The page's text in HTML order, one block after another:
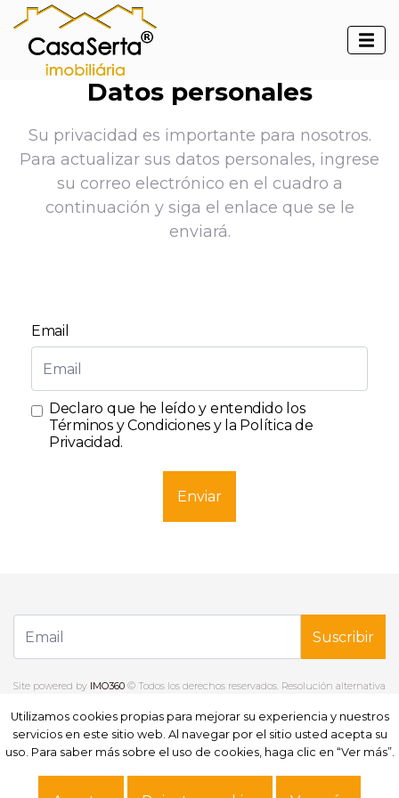
Utilizamos cookies propias para mejorar su experiencia y nuestros
servicios en este sitio web. Al navegar por el sitio usted acepta su
uso. Para saber más sobre el uso de cookies, haga clic en “Ver más”.
Datos personales
Su privacidad es importante para nosotros.
Para actualizar sus datos personales, ingrese
su correo electrónico en el cuadro a
continuación y siga el enlace que se le
enviará.
Email
Declaro que he leído y entendido los
Términos y Condiciones y la Política de
Privacidad.
Enviar
Suscribir
Site powered by IMO360 © Todos los derechos reservados. Resolución alternativa
de litigios
Política de privacidad. Términos y Condiciones.
Datos personales.
Libro de reclamaciones
Utilizamos cookies propias para mejorar su experiencia y nuestros
servicios en este sitio web. Al navegar por el sitio usted acepta su
uso. Para saber más sobre el uso de cookies, haga clic en “Ver más”.